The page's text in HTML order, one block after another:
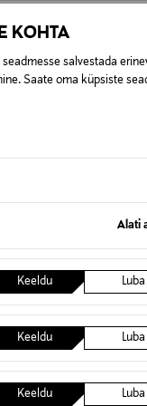
KOHTA
salvestada
Saate oma küpsiste
Alati
Keeldu Luba
Keeldu Luba
Keeldu Luba
KUPONGIGA